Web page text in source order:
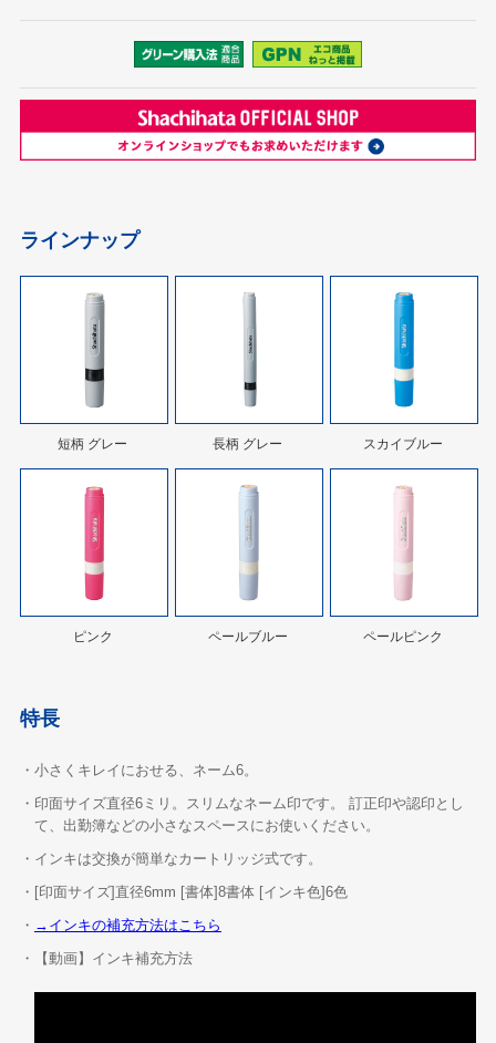
ラインナップ
短柄 グレー 長柄 グレー スカイブルー
ピンク ペールブルー ペールピンク
特長
・小さくキレイにおせる、ネーム6。
・印面サイズ直径6ミリ。スリムなネーム印です。 訂正印や認印とし
て、出勤簿などの小さなスペースにお使いください。
・インキは交換が簡単なカートリッジ式です。
・[印面サイズ]直径6mm [書体]8書体 [インキ色]6色
・ →インキの補充方法はこちら
・【動画】インキ補充方法